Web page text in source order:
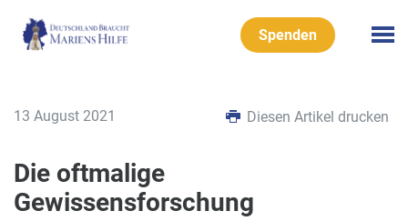
Spenden
13 August 2021 Diesen Artikel drucken
Die oftmalige
Gewissensforschung